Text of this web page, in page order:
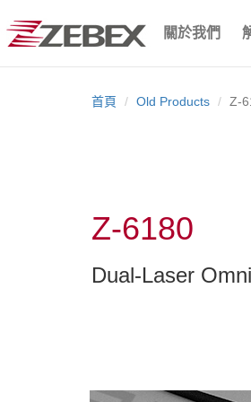
關於我們
首頁 Old Products Z-
Z-6180
Dual-Laser